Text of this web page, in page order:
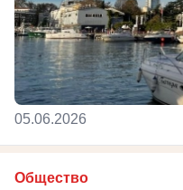
05.06.2026
Общество